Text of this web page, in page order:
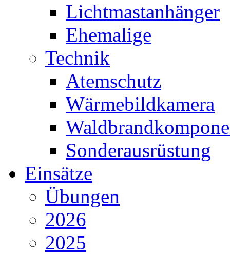
Lichtmastanhänger
Ehemalige
Technik
Atemschutz
Wärmebildkamera
Sonderausrüstung
Einsätze
Übungen
2026
2025